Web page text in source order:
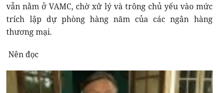
vẫn nằm ở VAMC, chờ xử lý và trông chủ yếu vào mức
trích lập dự phòng hàng năm của các ngân hàng
thương mại.
Nên đọc